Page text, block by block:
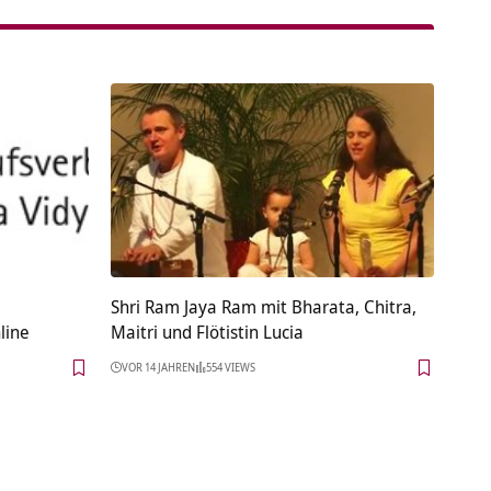
Shri Ram Jaya Ram mit Bharata, Chitra,
Maitri und Flötistin Lucia
VOR 14 JAHREN 554 VIEWS